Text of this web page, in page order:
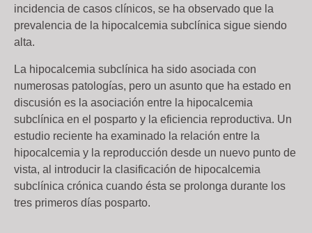
incidencia de casos clínicos, se ha observado que la
prevalencia de la hipocalcemia subclínica sigue siendo
alta.
La hipocalcemia subclínica ha sido asociada con
numerosas patologías, pero un asunto que ha estado en
discusión es la asociación entre la hipocalcemia
subclínica en el posparto y la eficiencia reproductiva. Un
estudio reciente ha examinado la relación entre la
hipocalcemia y la reproducción desde un nuevo punto de
vista, al introducir la clasificación de hipocalcemia
subclínica crónica cuando ésta se prolonga durante los
tres primeros días posparto.